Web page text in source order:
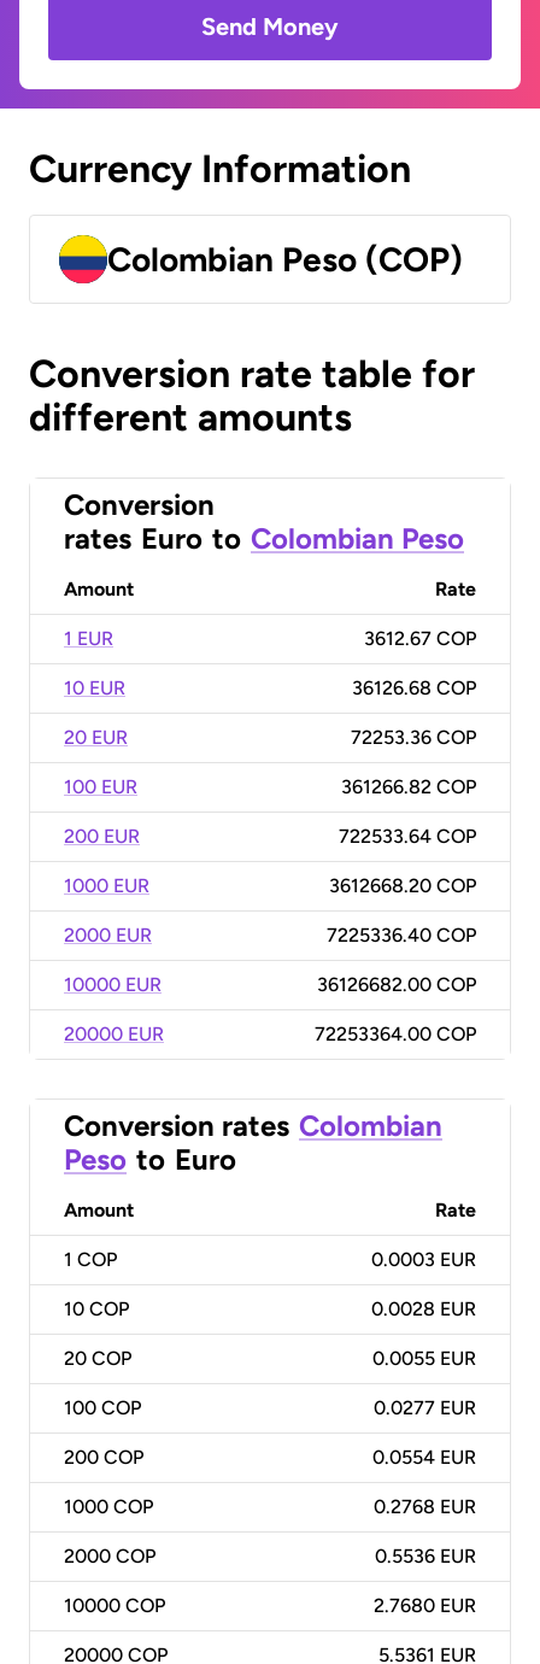
Send Money
Currency Information
Colombian Peso (COP)
Conversion rate table for
different amounts
Conversion
rates Euro to Colombian Peso
Amount Rate
1 EUR 3612.67 COP
10 EUR 36126.68 COP
20 EUR 72253.36 COP
100 EUR 361266.82 COP
200 EUR 722533.64 COP
1000 EUR 3612668.20 COP
2000 EUR 7225336.40 COP
10000 EUR 36126682.00 COP
20000 EUR 72253364.00 COP
Conversion rates Colombian
Peso to Euro
Amount Rate
1 COP 0.0003 EUR
10 COP 0.0028 EUR
20 COP 0.0055 EUR
100 COP 0.0277 EUR
200 COP 0.0554 EUR
1000 COP 0.2768 EUR
2000 COP 0.5536 EUR
10000 COP 2.7680 EUR
20000 COP 5.5361 EUR